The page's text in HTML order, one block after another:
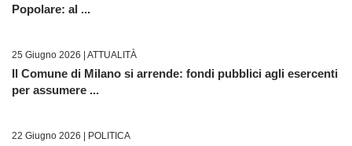
Popolare: al ...
25 Giugno 2026 | ATTUALITÀ
Il Comune di Milano si arrende: fondi pubblici agli esercenti
per assumere ...
22 Giugno 2026 | POLITICA